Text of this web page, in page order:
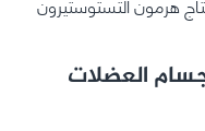
العضلات